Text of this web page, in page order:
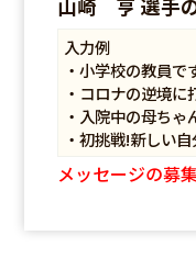
山崎 亨 選手
入力例
・小学校の教員
・コロナの逆境
・入院中の母ち
・初挑戦!新しい
メッセージの募